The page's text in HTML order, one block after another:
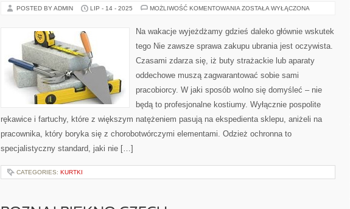
POSTED BY ADMIN LIP - 14 - 2025 MOŻLIWOŚĆ KOMENTOWANIA NIE
ZAKUPU
UBRANIA
ZROZUMIAŁA
ZOSTAŁA WYŁĄCZONA
Na wakacje wyjeżdżamy gdzieś daleko głównie wskutek
tego Nie zawsze sprawa zakupu ubrania jest oczywista.
Czasami zdarza się, iż buty strażackie lub aparaty
oddechowe muszą zagwarantować sobie sami
pracobiorcy. W jaki sposób wolno się domyśleć – nie
będą to profesjonalne kostiumy. Wyłącznie pospolite
rękawice i fartuchy, które z większym natężeniem pasują na ekspedienta sklepu, aniżeli na
pracownika, który boryka się z chorobotwórczymi elementami. Odzież ochronna to
specjalistyczny standard, jaki nie […]
CATEGORIES: KURTKI